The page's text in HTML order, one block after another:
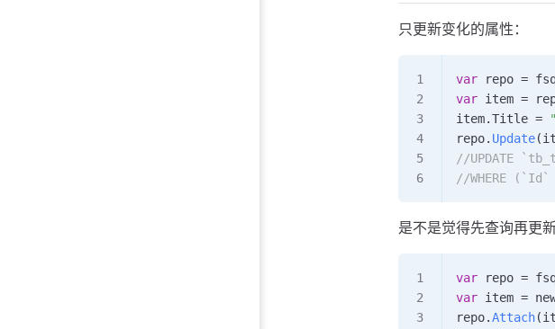
只更新变化的属性：
var repo =
var item =
item.Title =
repo. Update(
//UPDATE
//WHERE
是不是觉得先查询再更
var repo =
var item =
repo.Attach(